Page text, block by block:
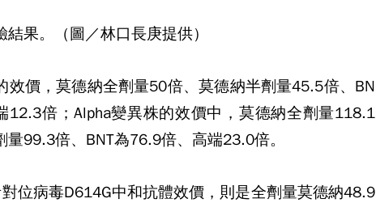
果。（圖／林口長庚提供）
效價，莫德納全劑量50倍、莫德納半劑量45.5倍、BN
12.3倍；Alpha變異株的效價中，莫德納全劑量118.1
量99.3倍、BNT為76.9倍、高端23.0倍。
位病毒D614G中和抗體效價，則是全劑量莫德納48.9